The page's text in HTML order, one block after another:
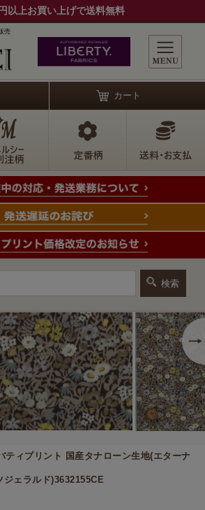
以上お買い上げで送料無料
売
カート
ィプリント 国産タナローン生地(エターナ
ェラルド)3632155CE